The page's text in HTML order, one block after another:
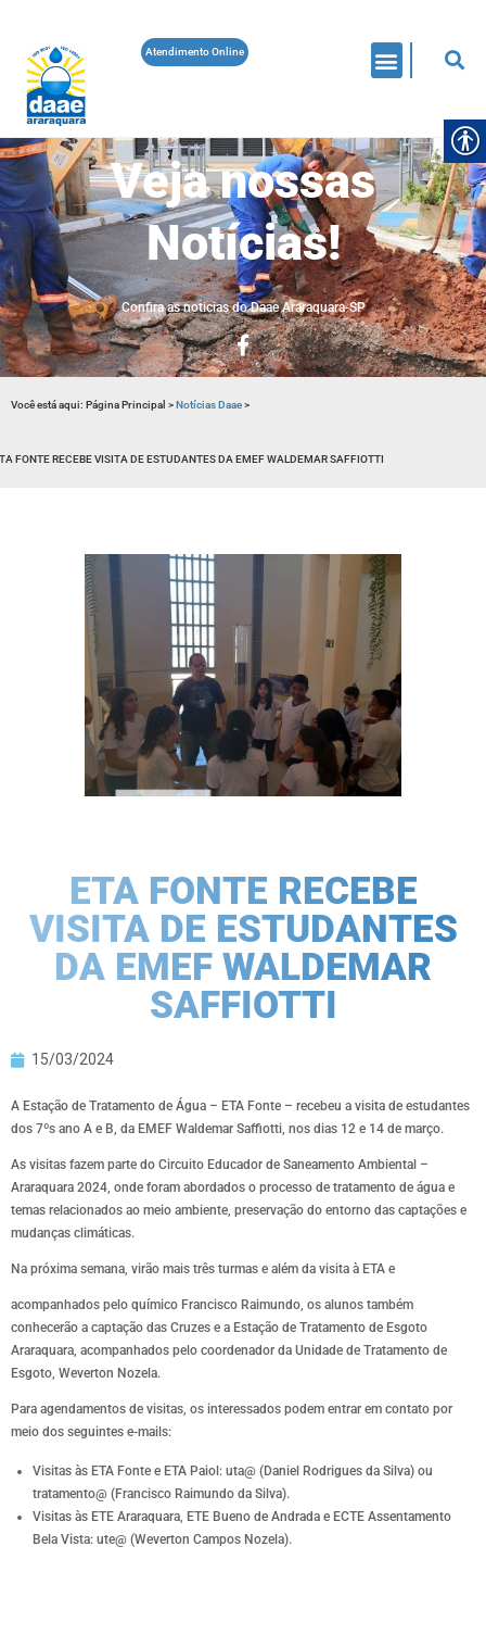
Atendimento Online
Veja nossas
Notícias!
Confira as noticias do Daae Araraquara-SP
Você está aqui: Página Principal >Notícias Daae>
FONTE RECEBE VISITA DE ESTUDANTES DA EMEF WALDEMAR SAFFIOTTI
ETA FONTE RECEBE
VISITA DE ESTUDANTES
DA EMEF WALDEMAR
SAFFIOTTI
15/03/2024
A Estação de Tratamento de Água – ETA Fonte – recebeu a visita de estudantes
dos 7ºs ano A e B, da EMEF Waldemar Saffiotti, nos dias 12 e 14 de março.
As visitas fazem parte do Circuito Educador de Saneamento Ambiental –
Araraquara 2024, onde foram abordados o processo de tratamento de água e
temas relacionados ao meio ambiente, preservação do entorno das captações e
mudanças climáticas.
Na próxima semana, virão mais três turmas e além da visita à ETA e
acompanhados pelo químico Francisco Raimundo, os alunos também
conhecerão a captação das Cruzes e a Estação de Tratamento de Esgoto
Araraquara, acompanhados pelo coordenador da Unidade de Tratamento de
Esgoto, Weverton Nozela.
Para agendamentos de visitas, os interessados podem entrar em contato por
meio dos seguintes e-mails:
Visitas às ETA Fonte e ETA Paiol: uta@ (Daniel Rodrigues da Silva) ou
tratamento@ (Francisco Raimundo da Silva).
Visitas às ETE Araraquara, ETE Bueno de Andrada e ECTE Assentamento
Bela Vista: ute@ (Weverton Campos Nozela).